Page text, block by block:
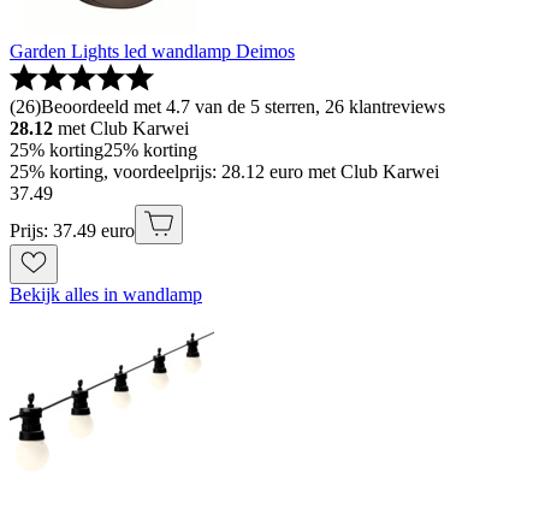
Garden Lights led wandlamp Deimos
(26)Beoordeeld met 4.7 van de 5 sterren, 26 klantreviews
28.12 met Club Karwei
25% korting25% korting
25% korting, voordeelprijs: 28.12 euro met Club Karwei
37.49
Prijs: 37.49 euro
Bekijk alles in wandlamp